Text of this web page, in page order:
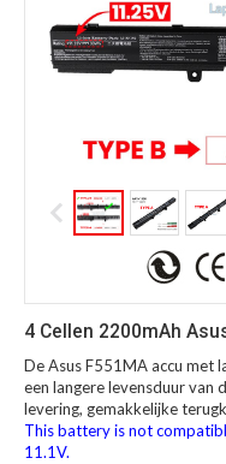
4 Cellen 2200mAh
De Asus F551MA accu met
een langere levensduur van
levering, gemakkelijke
This battery is not
11.1V.